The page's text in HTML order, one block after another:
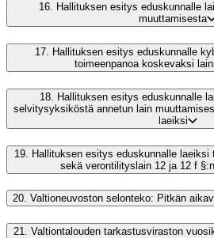
16. Hallituksen esitys eduskunnalle
muuttamisesta
17. Hallituksen esitys eduskunnalle
toimeenpanoa koskevaksi
18.
Hallituksen esitys eduskunnalle
selvitysyksiköstä annetun lain
laeiksi
19. Hallituksen esitys eduskunnalle laeiksi
sekä verontilityslain 12 ja 12 f
20. Valtioneuvoston selonteko: Pitkän
21. Valtiontalouden tarkastusviraston